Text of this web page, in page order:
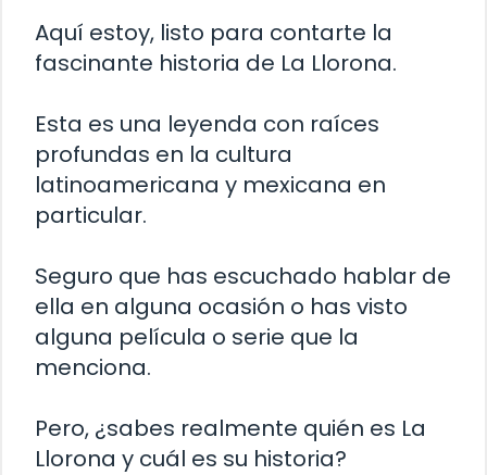
Aquí estoy, listo para contarte la
fascinante historia de La Llorona.
Esta es una leyenda con raíces
profundas en la cultura
latinoamericana y mexicana en
particular.
Seguro que has escuchado hablar de
ella en alguna ocasión o has visto
alguna película o serie que la
menciona.
Pero, ¿sabes realmente quién es La
Llorona y cuál es su historia?